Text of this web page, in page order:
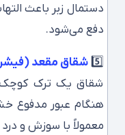
دستمال زبر باعث
دفع می‌شود.
5️⃣ شقاق مقعد
شقاق یک ترک کوچک
هنگام عبور مدفوع
معمولاً با سوزش و